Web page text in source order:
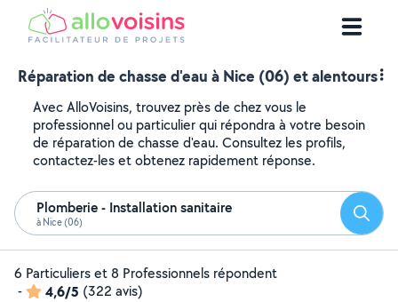
Réparation de chasse d'eau à Nice (06) et alentours
Avec AlloVoisins, trouvez près de chez vous le
professionnel ou particulier qui répondra à votre besoin
de réparation de chasse d'eau. Consultez les profils,
contactez-les et obtenez rapidement réponse.
Plomberie - Installation sanitaire
à Nice (06)
6 Particuliers et 8 Professionnels répondent
-
4,6/5 (322 avis)